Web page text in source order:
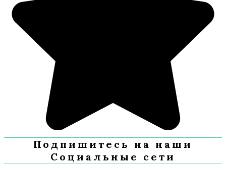
Подпишитесь на наши
Социальные сети